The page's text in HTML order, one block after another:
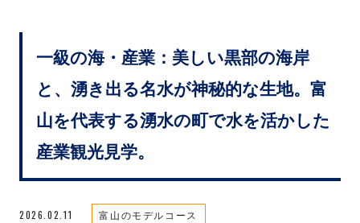
一級の海・産業：美しい黒部の海岸
と、湧き出る名水が神秘的な生地。富
山を代表する湧水の町で水を活かした
産業観光見学。
2026.02.11 富山のモデルコース